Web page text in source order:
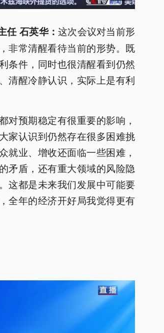
任 石英华：这次会议对当前形
非常清醒看待当前的形势。既
条件，同时也很清醒看到仍然
清醒冷静认识，实际上是有利
对预期稳定有很重要的影响，
家认识到仍然存在很多困难挑
就业、增收还面临一些困难，
矛盾，还有重大领域的风险隐
这都是未来我们发展中可能要
全年的经济开好局我觉得更有